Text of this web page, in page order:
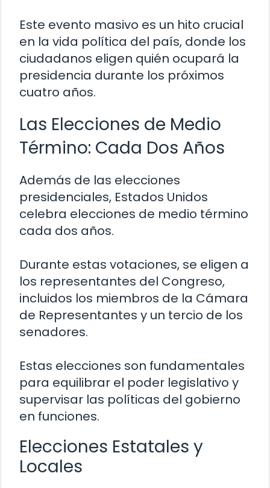
Este evento masivo es un hito crucial
en la vida política del país, donde los
ciudadanos eligen quién ocupará la
presidencia durante los próximos
cuatro años.
Las Elecciones de Medio
Término: Cada Dos Años
Además de las elecciones
presidenciales, Estados Unidos
celebra elecciones de medio término
cada dos años.
Durante estas votaciones, se eligen a
los representantes del Congreso,
incluidos los miembros de la Cámara
de Representantes y un tercio de los
senadores.
Estas elecciones son fundamentales
para equilibrar el poder legislativo y
supervisar las políticas del gobierno
en funciones.
Elecciones Estatales y
Locales